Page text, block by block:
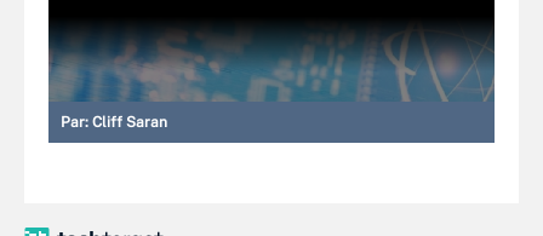
Par: Cliff Saran